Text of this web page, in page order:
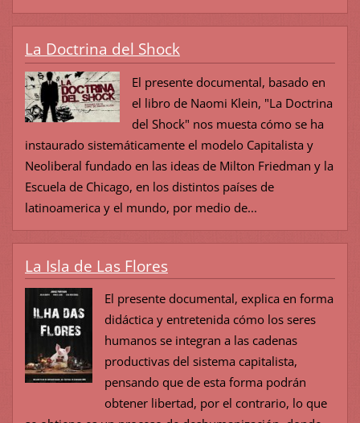
La Doctrina del Shock
El presente documental, basado en
el libro de Naomi Klein, "La Doctrina
del Shock" nos muesta cómo se ha
instaurado sistemáticamente el modelo Capitalista y
Neoliberal fundado en las ideas de Milton Friedman y la
Escuela de Chicago, en los distintos países de
latinoamerica y el mundo, por medio de...
La Isla de Las Flores
El presente documental, explica en forma
didáctica y entretenida cómo los seres
humanos se integran a las cadenas
productivas del sistema capitalista,
pensando que de esta forma podrán
obtener libertad, por el contrario, lo que